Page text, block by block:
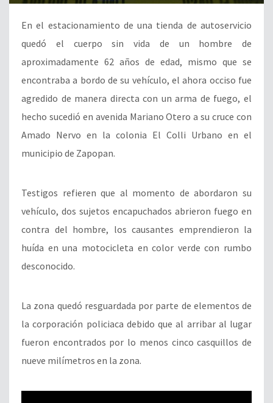
En el estacionamiento de una tienda de autoservicio
quedó el cuerpo sin vida de un hombre de
aproximadamente 62 años de edad, mismo que se
encontraba a bordo de su vehículo, el ahora occiso fue
agredido de manera directa con un arma de fuego, el
hecho sucedió en avenida Mariano Otero a su cruce con
Amado Nervo en la colonia El Colli Urbano en el
municipio de Zapopan.
Testigos refieren que al momento de abordaron su
vehículo, dos sujetos encapuchados abrieron fuego en
contra del hombre, los causantes emprendieron la
huída en una motocicleta en color verde con rumbo
desconocido.
La zona quedó resguardada por parte de elementos de
la corporación policiaca debido que al arribar al lugar
fueron encontrados por lo menos cinco casquillos de
nueve milímetros en la zona.